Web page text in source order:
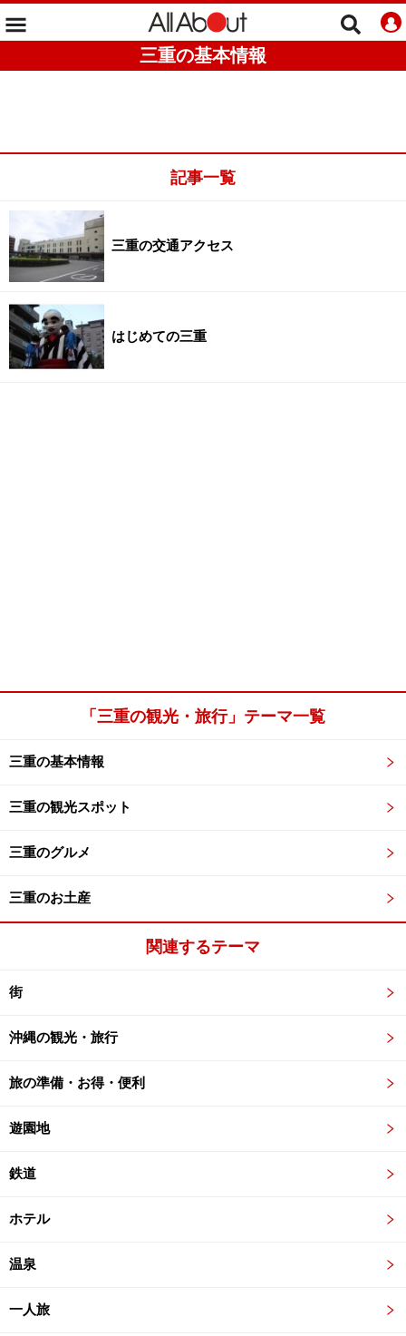
三重の基本情報
記事一覧
三重の交通アクセス
はじめての三重
「三重の観光・旅行」テーマ一覧
三重の基本情報
三重の観光スポット
三重のグルメ
三重のお土産
関連するテーマ
街
沖縄の観光・旅行
旅の準備・お得・便利
遊園地
鉄道
ホテル
温泉
一人旅